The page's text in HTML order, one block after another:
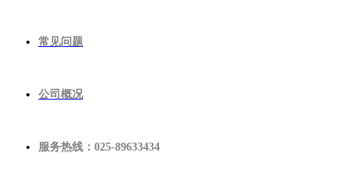
常见问题
公司概况
服务热线：025-89633434